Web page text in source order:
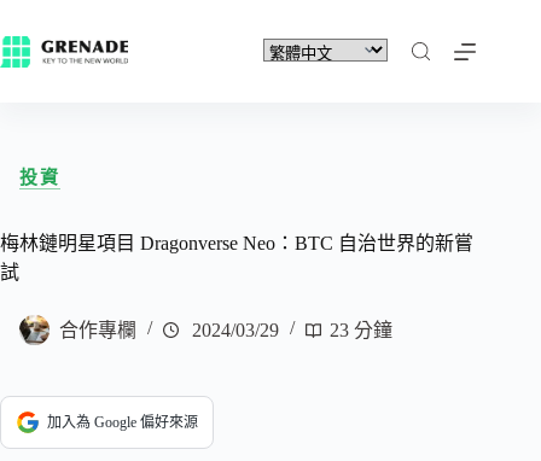
投資
梅林鏈明星項目 Dragonverse Neo：BTC 自治世界的新嘗
試
合作專欄 2024/03/29 23 分鐘
加入為 Google 偏好來源